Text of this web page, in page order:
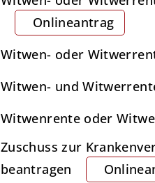
Onlineantrag
Witwen- oder
Witwen- und
Witwenrente oder
Zuschuss zur
beantragen